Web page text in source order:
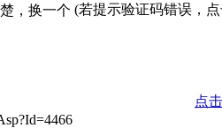
(若提示验证码错误，
点